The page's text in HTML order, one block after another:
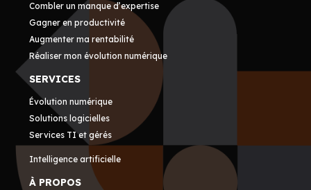
Combler un manque d’expertise
Gagner en productivité
Augmenter ma rentabilité
Réaliser mon évolution numérique
SERVICES
Évolution numérique
Solutions logicielles
Services TI et gérés
Intelligence artificielle
À PROPOS